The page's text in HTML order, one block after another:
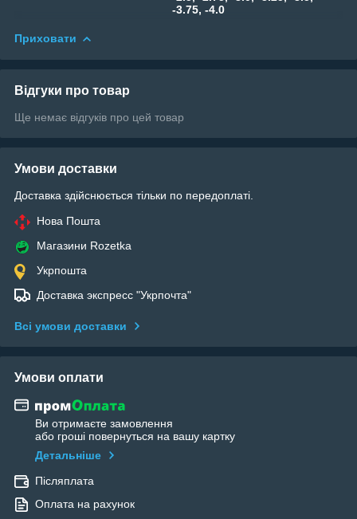
-3.75, -4.0
Приховати
Відгуки про товар
Ще немає відгуків про цей товар
Умови доставки
Доставка здійснюється тільки по передоплаті.
Нова Пошта
Магазини Rozetka
Укрпошта
Доставка экспресс "Укрпочта"
Всі умови доставки
Умови оплати
Ви отримаєте замовлення
або гроші повернуться на вашу картку
Детальніше
Післяплата
Оплата на рахунок